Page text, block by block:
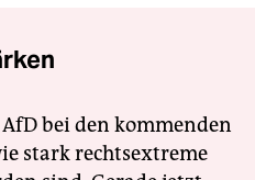
bei den kommenden
stark rechtsextreme